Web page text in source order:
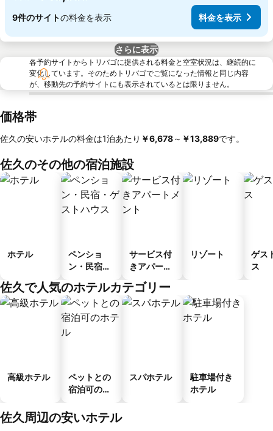
9件のサイトの料金を表示 料金を表示
さらに表示
各予約サイトからトリバゴに提供される料金と空室状況は、継続的に
変化しています。そのためトリバゴでご覧になった情報と同じ内容
が、移動先の予約サイトにも表示されているとは限りません。
価格帯
佐久の安いホテルの料金は1泊あたり ‎￥6,678～ ‎￥13,889です。
佐久のその他の宿泊施設
ホテル
ペンショ
ン・民宿・
ス
サービス付
きアパート
リゾート
ゲス
ス
佐久で人気のホテルカテゴリー
高級ホテル
ペットとの
宿泊可のホ
スパホテル
駐車場付き
ホテル
佐久周辺の安いホテル